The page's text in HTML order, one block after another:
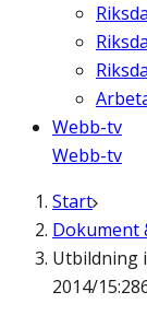
Webb-tv
Webb-tv
Start
Dokument
Utbildning
2014/